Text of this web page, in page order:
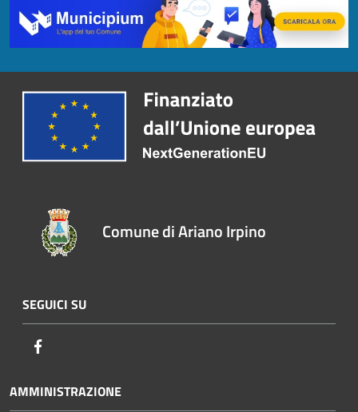
Comune di Ariano Irpino
SEGUICI SU
AMMINISTRAZIONE